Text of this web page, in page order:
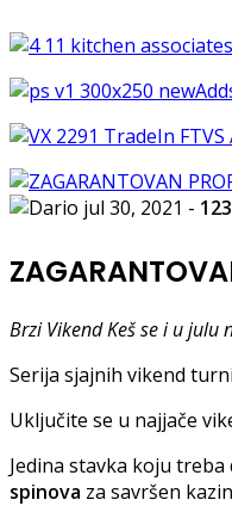
jul 30, 2021 -
Brzi Vikend Keš se i u
Serija sjajnih vikend
Uključite se u najjače
Jedina stavka koju
spinova za savršen